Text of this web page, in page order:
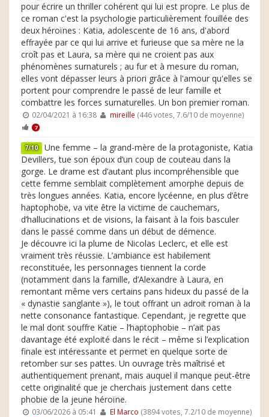
pour écrire un thriller cohérent qui lui est propre. Le plus de
ce roman c'est la psychologie particulièrement fouillée des
deux héroïnes : Katia, adolescente de 16 ans, d'abord
effrayée par ce qui lui arrive et furieuse que sa mère ne la
croît pas et Laura, sa mère qui ne croient pas aux
phénomènes surnaturels ; au fur et à mesure du roman,
elles vont dépasser leurs à priori grâce à l'amour qu'elles se
portent pour comprendre le passé de leur famille et
combattre les forces surnaturelles. Un bon premier roman.
02/04/2021 à 16:38 mireille (446 votes, 7.6/10 de moyenne)
7
7/10 Une femme – la grand-mère de la protagoniste, Katia
Devillers, tue son époux d’un coup de couteau dans la
gorge. Le drame est d’autant plus incompréhensible que
cette femme semblait complètement amorphe depuis de
très longues années. Katia, encore lycéenne, en plus d’être
haptophobe, va vite être la victime de cauchemars,
d’hallucinations et de visions, la faisant à la fois basculer
dans le passé comme dans un début de démence.
Je découvre ici la plume de Nicolas Leclerc, et elle est
vraiment très réussie. L’ambiance est habilement
reconstituée, les personnages tiennent la corde
(notamment dans la famille, d’Alexandre à Laura, en
remontant même vers certains pans hideux du passé de la
« dynastie sanglante »), le tout offrant un adroit roman à la
nette consonance fantastique. Cependant, je regrette que
le mal dont souffre Katie – l’haptophobie – n’ait pas
davantage été exploité dans le récit – même si l’explication
finale est intéressante et permet en quelque sorte de
retomber sur ses pattes. Un ouvrage très maîtrisé et
authentiquement prenant, mais auquel il manque peut-être
cette originalité que je cherchais justement dans cette
phobie de la jeune héroïne.
03/06/2026 à 05:41 El Marco (3894 votes, 7.2/10 de moyenne)